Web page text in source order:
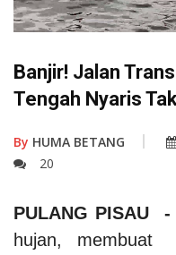
Banjir! Jalan
Tengah Nyaris
By HUMA BETANG
20
PULANG PISAU -
hujan,